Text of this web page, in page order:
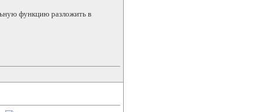
функцию разложить в